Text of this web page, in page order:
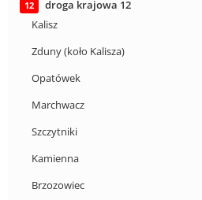
12
droga krajowa 12
Kalisz
Zduny (koło Kalisza)
Opatówek
Marchwacz
Szczytniki
Kamienna
Brzozowiec